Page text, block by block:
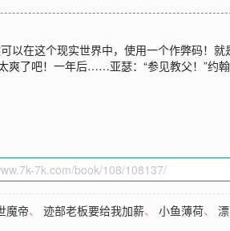
以在这个现实世界中，使用一个作弊码！就
了吧！一年后……亚瑟：“参见教父！”约
魔帝、迹部老板要给我加薪、小鱼薄荷、